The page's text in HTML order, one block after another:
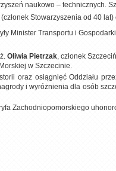
naukowo – technicznych.
(członek Stowarzyszenia od 40 lat)
Minister Transportu i
Oliwia Pietrzak, członek
w Szczecinie.
oraz osiągnięć Oddziału
i wyróżnienia dla osób
Zachodniopomorskiego